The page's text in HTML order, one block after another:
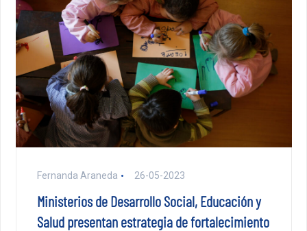
Fernanda Araneda 26-05-2023
Ministerios de Desarrollo Social, Educación y
Salud presentan estrategia de fortalecimiento